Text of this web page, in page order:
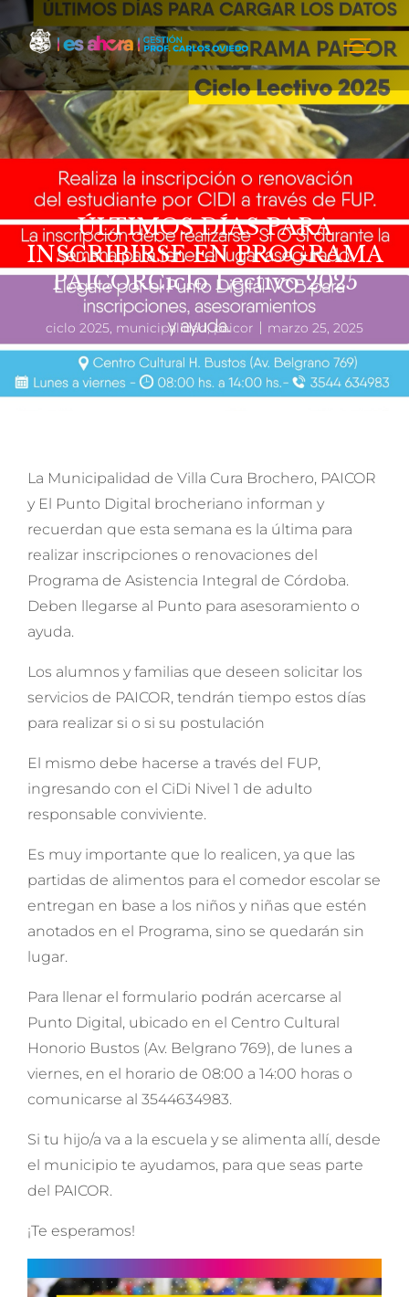
ÚLTIMOS DÍAS PARA
INSCRIBIRSE EN PROGRAMA
PAICORCiclo Lectivo 2025
ciclo 2025, municipalidad,paicor marzo 25, 2025
La Municipalidad de Villa Cura Brochero, PAICOR
y El Punto Digital brocheriano informan y
recuerdan que esta semana es la última para
realizar inscripciones o renovaciones del
Programa de Asistencia Integral de Córdoba.
Deben llegarse al Punto para asesoramiento o
ayuda.
Los alumnos y familias que deseen solicitar los
servicios de PAICOR, tendrán tiempo estos días
para realizar si o si su postulación
El mismo debe hacerse a través del FUP,
ingresando con el CiDi Nivel 1 de adulto
responsable conviviente.
Es muy importante que lo realicen, ya que las
partidas de alimentos para el comedor escolar se
entregan en base a los niños y niñas que estén
anotados en el Programa, sino se quedarán sin
lugar.
Para llenar el formulario podrán acercarse al
Punto Digital, ubicado en el Centro Cultural
Honorio Bustos (Av. Belgrano 769), de lunes a
viernes, en el horario de 08:00 a 14:00 horas o
comunicarse al 3544634983.
Si tu hijo/a va a la escuela y se alimenta allí, desde
el municipio te ayudamos, para que seas parte
del PAICOR.
¡Te esperamos!